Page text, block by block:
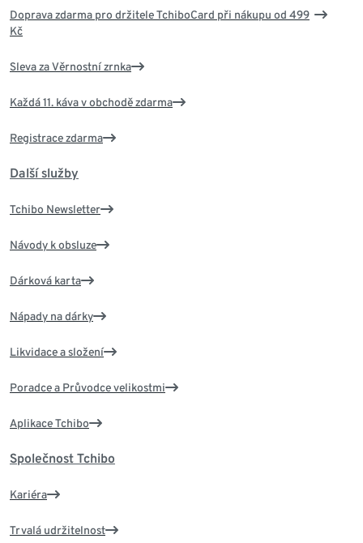
Doprava zdarma pro držitele TchiboCard při nákupu od 499
Kč
Sleva za Věrnostní zrnka
Každá 11. káva v obchodě zdarma
Registrace zdarma
Další služby
Tchibo Newsletter
Návody k obsluze
Dárková karta
Nápady na dárky
Likvidace a složení
Poradce a Průvodce velikostmi
Aplikace Tchibo
Společnost Tchibo
Kariéra
Trvalá udržitelnost